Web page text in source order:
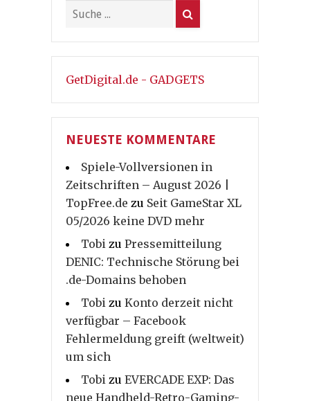
GetDigital.de - GADGETS
NEUESTE KOMMENTARE
Spiele-Vollversionen in
Zeitschriften – August 2026 |
TopFree.de zu Seit GameStar XL
05/2026 keine DVD mehr
Tobi zu Pressemitteilung
DENIC: Technische Störung bei
.de-Domains behoben
Tobi zu Konto derzeit nicht
verfügbar – Facebook
Fehlermeldung greift (weltweit)
um sich
Tobi zu EVERCADE EXP: Das
neue Handheld-Retro-Gaming-